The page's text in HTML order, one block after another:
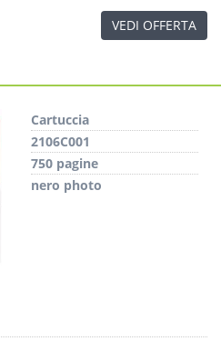
VEDI OFFERTA
Cartuccia
2106C001
750 pagine
nero photo